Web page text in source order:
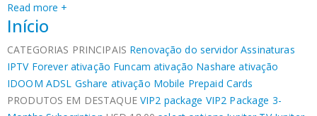
Read more +
Início
CATEGORIAS PRINCIPAIS Renovação do servidor Assinaturas
IPTV Forever ativação Funcam ativação Nashare ativação
IDOOM ADSL Gshare ativação Mobile Prepaid Cards
PRODUTOS EM DESTAQUE VIP2 package VIP2 Package 3-